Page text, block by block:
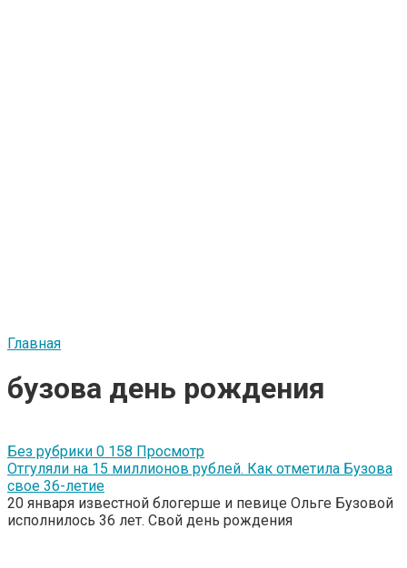
Главная
бузова день рождения
Без рубрики 0 158 Просмотр
Отгуляли на 15 миллионов рублей. Как отметила Бузова
свое 36-летие
20 января известной блогерше и певице Ольге Бузовой
исполнилось 36 лет. Свой день рождения